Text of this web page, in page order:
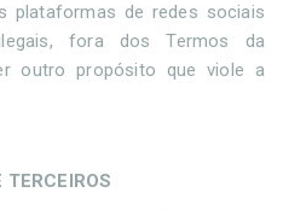
de redes sociais
fora dos Termos da
outro propósito que viole a
TERCEIROS